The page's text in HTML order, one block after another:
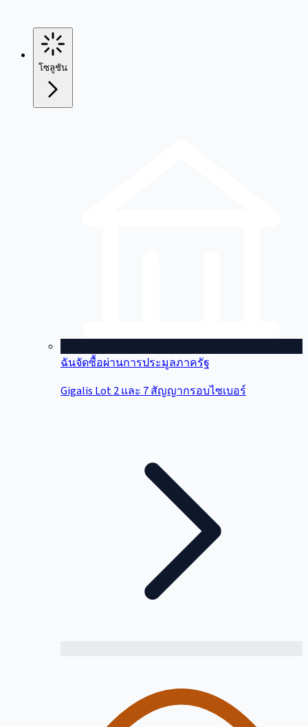
โซลูชัน
ฉันจัดซื้อผ่านการประมูลภาครัฐ
Gigalis Lot 2 และ 7 สัญญากรอบไซเบอร์